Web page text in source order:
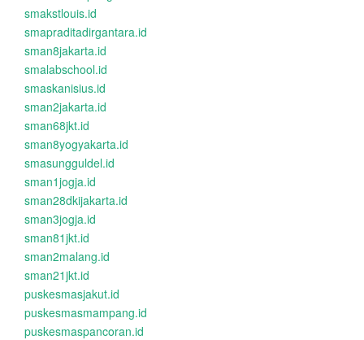
smakstlouis.id
smapraditadirgantara.id
sman8jakarta.id
smalabschool.id
smaskanisius.id
sman2jakarta.id
sman68jkt.id
sman8yogyakarta.id
smasungguldel.id
sman1jogja.id
sman28dkijakarta.id
sman3jogja.id
sman81jkt.id
sman2malang.id
sman21jkt.id
puskesmasjakut.id
puskesmasmampang.id
puskesmaspancoran.id